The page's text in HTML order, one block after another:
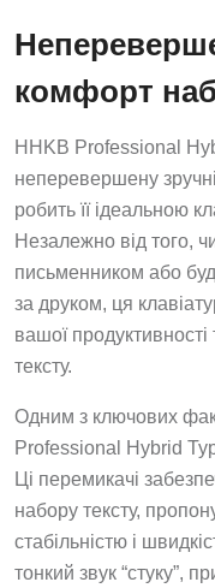
комфорт
HHKB Professional
неперевершену
робить її ідеальною
Незалежно від того,
письменником або
за друком, ця
вашої продуктивності
тексту.
Одним з ключових
Professional Hybrid
Ці перемикачі
набору тексту,
стабільністю і
тонкий звук “стуку”,